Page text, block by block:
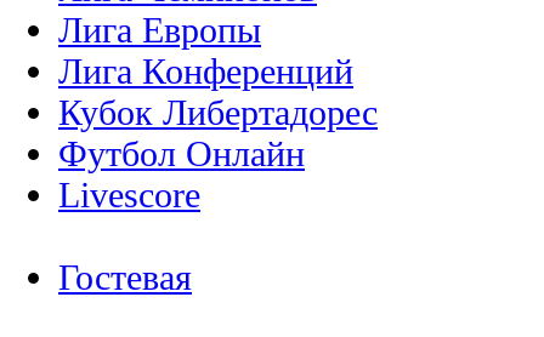
Лига Европы
Лига Конференций
Кубок Либертадорес
Футбол Онлайн
Livescore
Гостевая